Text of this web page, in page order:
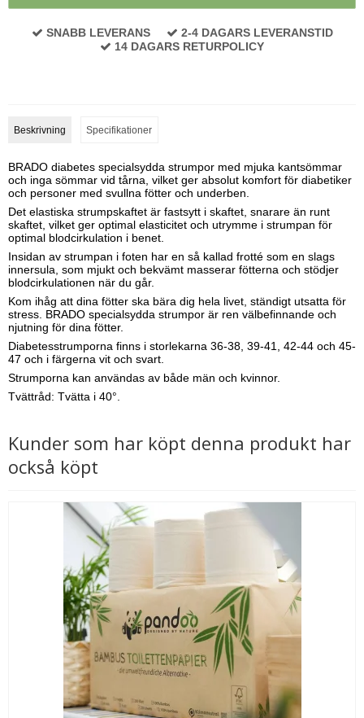
SNABB LEVERANS
2-4 DAGARS LEVERANSTID
14 DAGARS RETURPOLICY
Beskrivning Specifikationer
BRADO diabetes specialsydda strumpor med mjuka kantsömmar
och inga sömmar vid tårna, vilket ger absolut komfort för diabetiker
och personer med svullna fötter och underben.
Det elastiska strumpskaftet är fastsytt i skaftet, snarare än runt
skaftet, vilket ger optimal elasticitet och utrymme i strumpan för
optimal blodcirkulation i benet.
Insidan av strumpan i foten har en så kallad frotté som en slags
innersula, som mjukt och bekvämt masserar fötterna och stödjer
blodcirkulationen när du går.
Kom ihåg att dina fötter ska bära dig hela livet, ständigt utsatta för
stress. BRADO specialsydda strumpor är ren välbefinnande och
njutning för dina fötter.
Diabetesstrumporna finns i storlekarna 36-38, 39-41, 42-44 och 45-
47 och i färgerna vit och svart.
Strumporna kan användas av både män och kvinnor.
Tvättråd: Tvätta i 40°.
Kunder som har köpt denna produkt har
också köpt